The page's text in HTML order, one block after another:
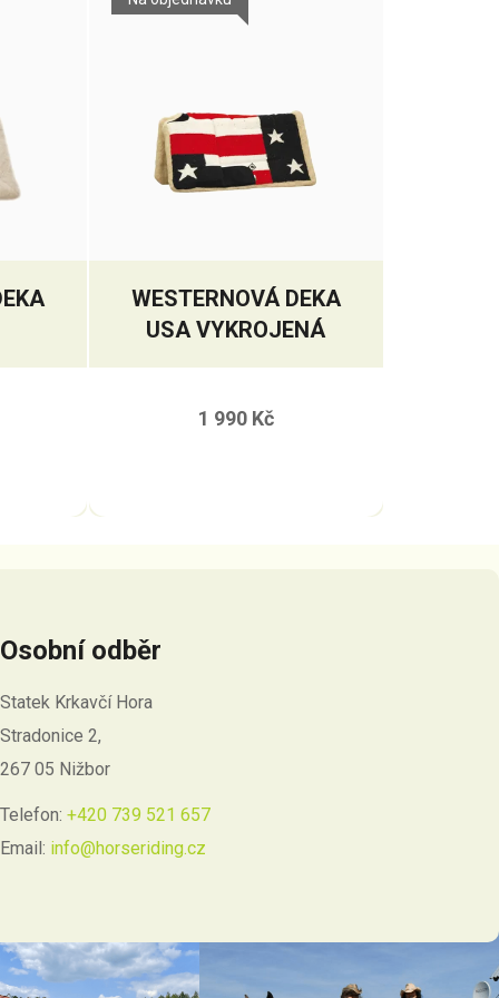
WESTERNOVÁ DEKA
USA VYKROJENÁ
1 990 Kč
Osobní odběr
Statek Krkavčí Hora
Stradonice 2,
267 05 Nižbor
Telefon: +420 739 521 657
Email: info@horseriding.cz